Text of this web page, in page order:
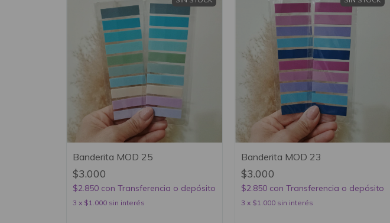
Banderita MOD 25
$3.000
$2.850 con Transferencia o depósito
3 x $1.000 sin interés
Banderita MOD 23
$3.000
$2.850 con Transferencia o depósito
3 x $1.000 sin interés